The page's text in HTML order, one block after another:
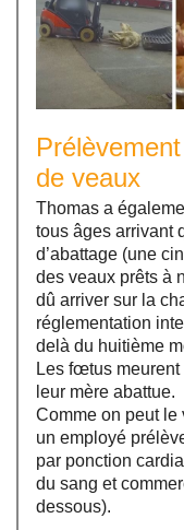
de veaux
Thomas a
tous âges arrivant
d’abattage (une
des veaux prêts à
dû arriver sur la
réglementation
delà du huitième
Les fœtus meurent
leur mère abattue.
Comme on peut le
un employé
par ponction
du sang et
dessous).